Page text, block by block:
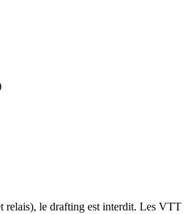
relais), le drafting est interdit. Les VTT